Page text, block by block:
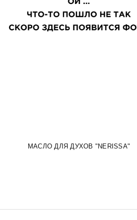
МАСЛО ДЛЯ ДУХОВ "NERISSA"